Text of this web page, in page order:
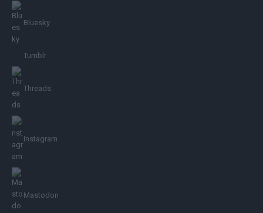
Bluesky
Tumblr
Threads
Instagram
Mastodon